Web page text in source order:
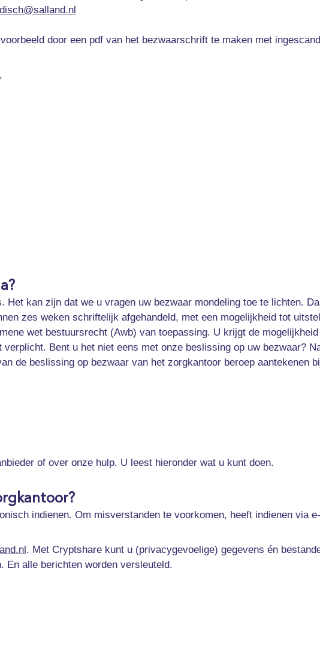
door een pdf van het bezwaarschrift te maken met
kan zijn dat we u vragen uw bezwaar mondeling toe te lichten.
zes weken schriftelijk afgehandeld, met een mogelijkheid tot
wet bestuursrecht (Awb) van toepassing. U krijgt de
Bent u het niet eens met onze beslissing op uw bezwaar?
de beslissing op bezwaar van het zorgkantoor beroep aantekenen
of over onze hulp. U leest hieronder wat u kunt doen.
indienen. Om misverstanden te voorkomen, heeft indienen via
. Met Cryptshare kunt u (privacygevoelige) gegevens én
En alle berichten worden versleuteld.